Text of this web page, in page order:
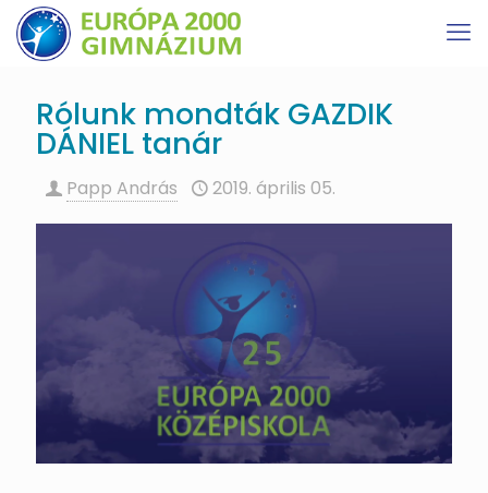
Rólunk mondták GAZDIK
DÁNIEL tanár
Papp András 2019. április 05.